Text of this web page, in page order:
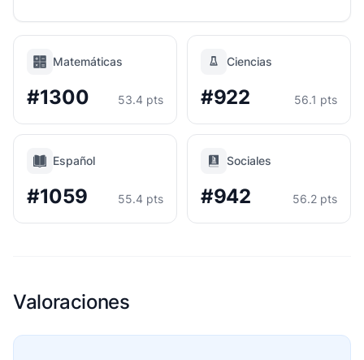
Matemáticas
#1300 53.4 pts
Ciencias
#922 56.1 pts
Español
#1059 55.4 pts
Sociales
#942 56.2 pts
Valoraciones